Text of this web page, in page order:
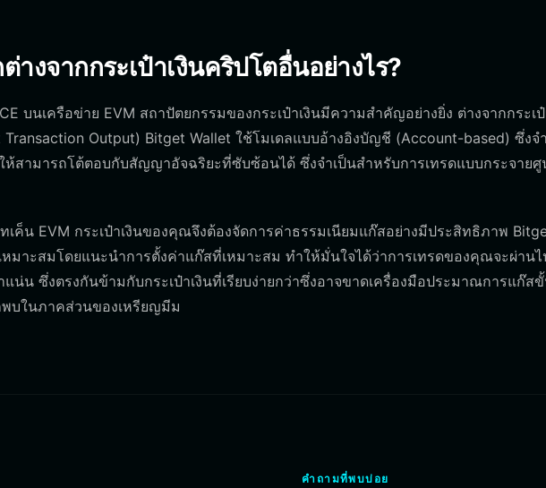
งจากกระเป๋าเงินคริปโตอื่นอย่างไร?
บนเครือข่าย EVM สถาปัตยกรรมของกระเป๋าเงินมีความสำคัญอย่างยิ่ง ต่างจากกระเป๋
Transaction Output) Bitget Wallet ใช้โมเดลแบบอ้างอิงบัญชี (Account-based) ซึ่งจ
ห้สามารถโต้ตอบกับสัญญาอัจฉริยะที่ซับซ้อนได้ ซึ่งจำเป็นสำหรับการเทรดแบบกระจายศู
เค็น EVM กระเป๋าเงินของคุณจึงต้องจัดการค่าธรรมเนียมแก๊สอย่างมีประสิทธิภาพ
มาะสมโดยแนะนำการตั้งค่าแก๊สที่เหมาะสม ทำให้มั่นใจได้ว่าการเทรดของคุณจะผ่านไ
น่น ซึ่งตรงกันข้ามกับกระเป๋าเงินที่เรียบง่ายกว่าซึ่งอาจขาดเครื่องมือประมาณการแก๊ส
บในภาคส่วนของเหรียญมีม
คำถามที่พบบ่อย